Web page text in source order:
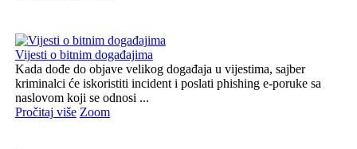
Vijesti o bitnim događajima
Kada dođe do objave velikog događaja u vijestima, sajber
kriminalci će iskoristiti incident i poslati phishing e-poruke sa
naslovom koji se odnosi ...
Pročitaj više Zoom